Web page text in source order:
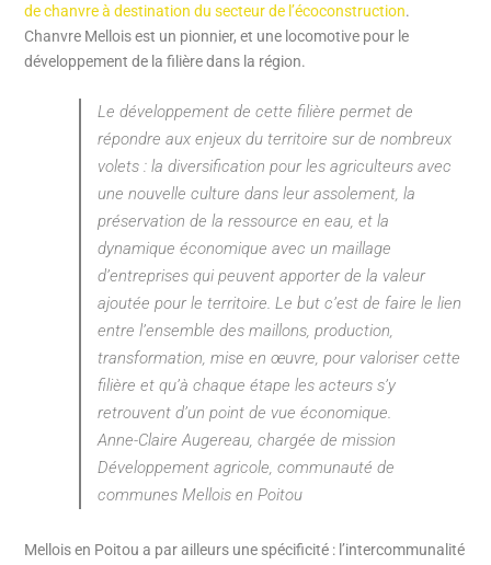
de chanvre à destination du secteur de l’écoconstruction.
Chanvre Mellois est un pionnier, et une locomotive pour le
développement de la filière dans la région.
Le développement de cette filière permet de
répondre aux enjeux du territoire sur de nombreux
volets : la diversification pour les agriculteurs avec
une nouvelle culture dans leur assolement, la
préservation de la ressource en eau, et la
dynamique économique avec un maillage
d’entreprises qui peuvent apporter de la valeur
ajoutée pour le territoire. Le but c’est de faire le lien
entre l’ensemble des maillons, production,
transformation, mise en œuvre, pour valoriser cette
filière et qu’à chaque étape les acteurs s’y
retrouvent d’un point de vue économique.
Anne-Claire Augereau, chargée de mission
Développement agricole, communauté de
communes Mellois en Poitou
Mellois en Poitou a par ailleurs une spécificité : l’intercommunalité